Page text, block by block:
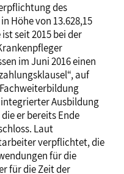
des
Höhe von 13.628,15
seit 2015 bei der
im Juni 2016 einen
auf
Ausbildung
er bereits Ende
Laut
verpflichtet, die
für die
für die Zeit der